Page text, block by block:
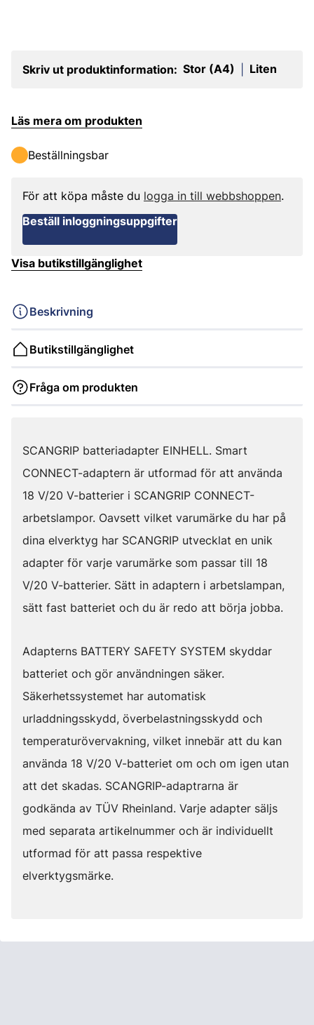
Skriv ut produktinformation: Stor (A4) Liten
Läs mera om produkten
Beställningsbar
För att köpa måste du logga in till webbshoppen.
Beställ inloggningsuppgifter
Visa butikstillgänglighet
Beskrivning
Butikstillgänglighet
Fråga om produkten
SCANGRIP batteriadapter EINHELL. Smart
CONNECT-adaptern är utformad för att använda
18 V/20 V-batterier i SCANGRIP CONNECT-
arbetslampor. Oavsett vilket varumärke du har på
dina elverktyg har SCANGRIP utvecklat en unik
adapter för varje varumärke som passar till 18
V/20 V-batterier. Sätt in adaptern i arbetslampan,
sätt fast batteriet och du är redo att börja jobba.
Adapterns BATTERY SAFETY SYSTEM skyddar
batteriet och gör användningen säker.
Säkerhetssystemet har automatisk
urladdningsskydd, överbelastningsskydd och
temperaturövervakning, vilket innebär att du kan
använda 18 V/20 V-batteriet om och om igen utan
att det skadas. SCANGRIP-adaptrarna är
godkända av TÜV Rheinland. Varje adapter säljs
med separata artikelnummer och är individuellt
utformad för att passa respektive
elverktygsmärke.